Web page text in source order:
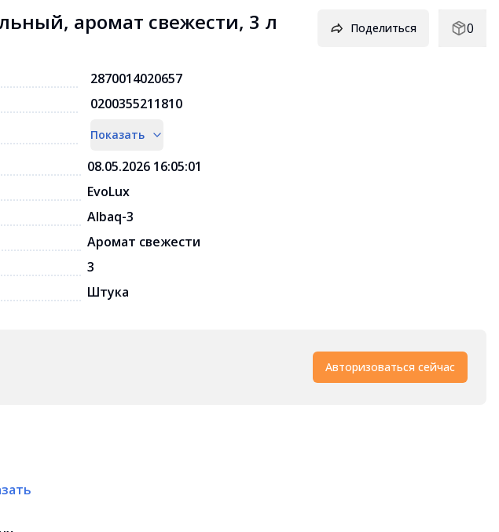
аромат свежести, 3 л Поделиться 0
2870014020657
0200355211810
Показать
08.05.2026 16:05:01
EvoLux
Albaq-3
Аромат свежести
3
Штука
Авторизоваться сейчас